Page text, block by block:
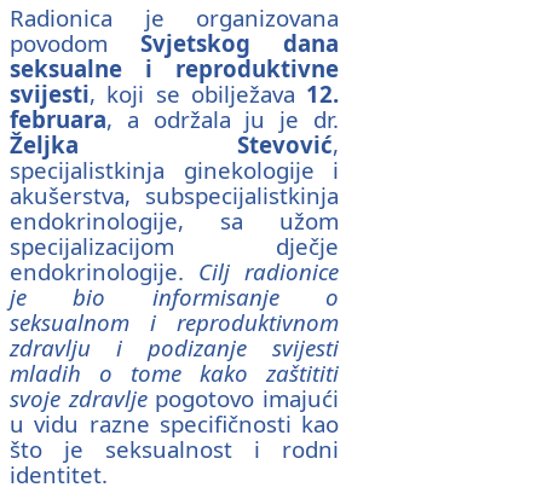
Radionica je organizovana
povodomSvjetskog dana
seksualne i reproduktivne
svijesti, koji se obilježava 12.
februara, a održala ju je dr.
Željka Stevović,
specijalistkinja ginekologije i
akušerstva, subspecijalistkinja
endokrinologije, sa užom
specijalizacijom dječje
endokrinologije. Cilj radionice
je bio informisanje o
seksualnom i reproduktivnom
zdravlju i podizanje svijesti
mladih o tome kako zaštititi
svoje zdravlje pogotovo imajući
u vidu razne specifičnosti kao
što je seksualnost i rodni
identitet.